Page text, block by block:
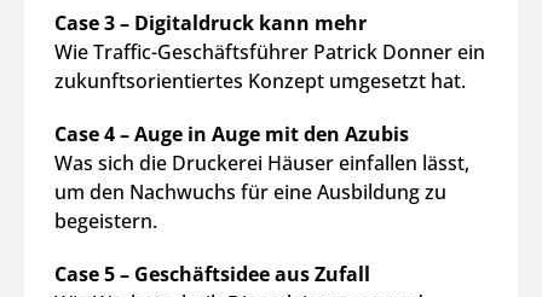
Case 3 – Digitaldruck kann mehr
Wie Traffic-Geschäftsführer Patrick Donner ein
zukunftsorientiertes Konzept umgesetzt hat.
Case 4 – Auge in Auge mit den Azubis
Was sich die Druckerei Häuser einfallen lässt,
um den Nachwuchs für eine Ausbildung zu
begeistern.
Case 5 – Geschäftsidee aus Zufall